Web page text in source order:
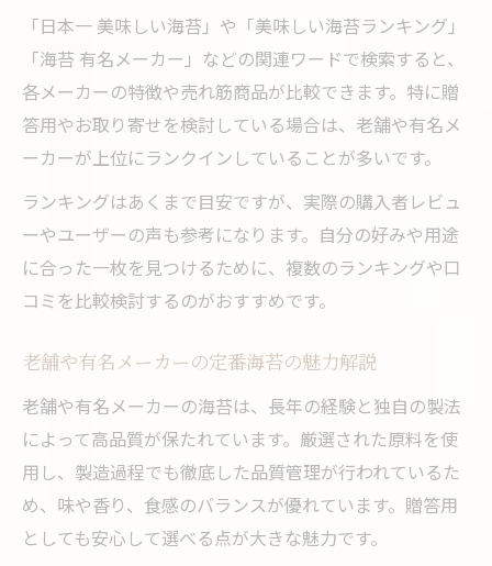
「日本一 美味しい海苔」や「美味しい海苔ランキング」
「海苔 有名メーカー」などの関連ワードで検索すると、
各メーカーの特徴や売れ筋商品が比較できます。特に贈
答用やお取り寄せを検討している場合は、老舗や有名メ
ーカーが上位にランクインしていることが多いです。
ランキングはあくまで目安ですが、実際の購入者レビュ
ーやユーザーの声も参考になります。自分の好みや用途
に合った一枚を見つけるために、複数のランキングや口
コミを比較検討するのがおすすめです。
老舗や有名メーカーの定番海苔の魅力解説
老舗や有名メーカーの海苔は、長年の経験と独自の製法
によって高品質が保たれています。厳選された原料を使
用し、製造過程でも徹底した品質管理が行われているた
め、味や香り、食感のバランスが優れています。贈答用
としても安心して選べる点が大きな魅力です。